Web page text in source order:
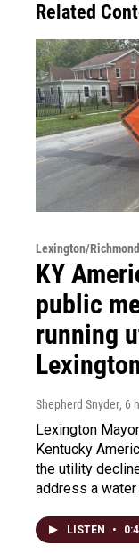
Related
Lexington/Richmond
KY
public
running
Shepherd Snyder, 6
Lexington
Kentucky
the utility
address a water
LISTEN •